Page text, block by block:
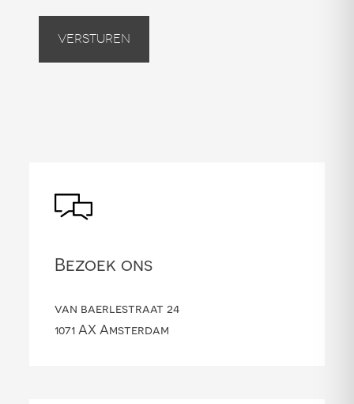
Versturen
Bezoek ons
van baerlestraat 24
1071 AX Amsterdam